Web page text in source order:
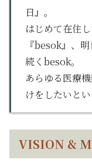
日』。
はじめて在住
『besok』、
続くbesok。
あらゆる医療
けをしたいと
VISION &